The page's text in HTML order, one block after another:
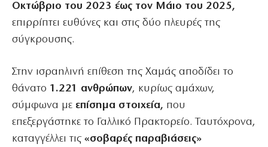
Οκτώβριο του 2023 έως τον Μάιο του 2025,
επιρρίπτει ευθύνες και στις δύο πλευρές της
σύγκρουσης.
Στην ισραηλινή επίθεση της Χαμάς αποδίδει το
θάνατο 1.221 ανθρώπων, κυρίως αμάχων,
σύμφωνα με επίσημα στοιχεία, που
επεξεργάστηκε το Γαλλικό Πρακτορείο. Ταυτόχρονα,
καταγγέλλει τις «σοβαρές παραβιάσεις»